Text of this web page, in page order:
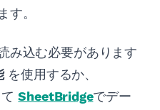
す。
み込む必要があります
を使用するか、
てSheetBridgeでデー